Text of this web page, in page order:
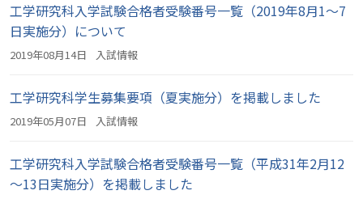
工学研究科入学試験合格者受験番号一覧（2019年8月1～7
日実施分）について
2019年08月14日 入試情報
工学研究科学生募集要項（夏実施分）を掲載しました
2019年05月07日 入試情報
工学研究科入学試験合格者受験番号一覧（平成31年2月12
～13日実施分）を掲載しました